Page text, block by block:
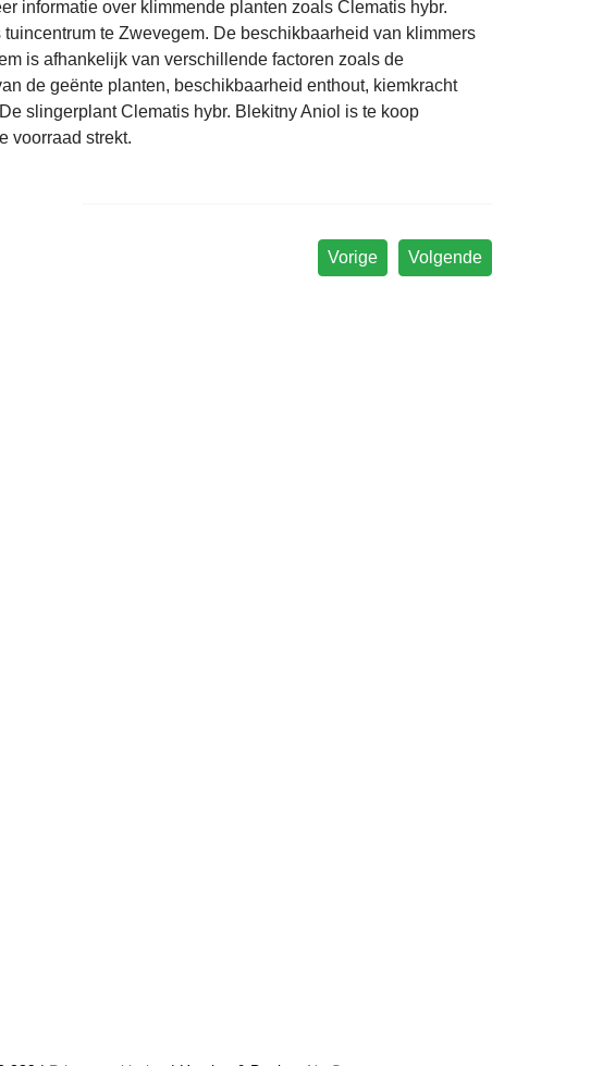
informatie over klimmende planten zoals Clematis hybr.
te Zwevegem. De beschikbaarheid van klimmers
is afhankelijk van verschillende factoren zoals de
de geënte planten, beschikbaarheid enthout, kiemkracht
slingerplant Clematis hybr. Blekitny Aniol is te koop
voorraad strekt.
Volgende
Vorige